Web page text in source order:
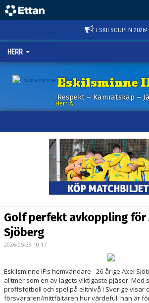
ESKILSCUPEN 2026!
HERR
Eskilsminne
Respekt – Kamratskap –
Herr A
BILDGALLERI
KONTAKT
MATCHER
ETTAN SÖDRA
Golf perfekt avkoppling för
Sjöberg
2026-05-29 10:17
Eskilsminne IF:s hemvändare - 26-årige Axel
alltmer som en av lagets viktigaste pjäser. Med
proffsfotboll och spel på elitnivå i Sverige visar
försvararen/mittfältaren hur värdefull han är